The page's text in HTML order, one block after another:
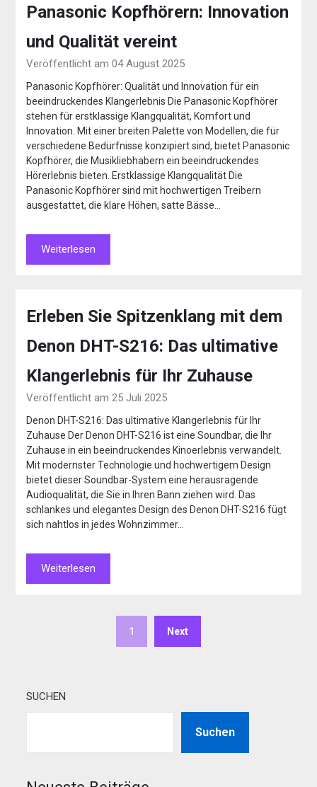
Panasonic Kopfhörern: Innovation
und Qualität vereint
Veröffentlicht am 04 August 2025
Panasonic Kopfhörer: Qualität und Innovation für ein
beeindruckendes Klangerlebnis Die Panasonic Kopfhörer
stehen für erstklassige Klangqualität, Komfort und
Innovation. Mit einer breiten Palette von Modellen, die für
verschiedene Bedürfnisse konzipiert sind, bietet Panasonic
Kopfhörer, die Musikliebhabern ein beeindruckendes
Hörerlebnis bieten. Erstklassige Klangqualität Die
Panasonic Kopfhörer sind mit hochwertigen Treibern
ausgestattet, die klare Höhen, satte Bässe…
Weiterlesen
Erleben Sie Spitzenklang mit dem
Denon DHT-S216: Das ultimative
Klangerlebnis für Ihr Zuhause
Veröffentlicht am 25 Juli 2025
Denon DHT-S216: Das ultimative Klangerlebnis für Ihr
Zuhause Der Denon DHT-S216 ist eine Soundbar, die Ihr
Zuhause in ein beeindruckendes Kinoerlebnis verwandelt.
Mit modernster Technologie und hochwertigem Design
bietet dieser Soundbar-System eine herausragende
Audioqualität, die Sie in Ihren Bann ziehen wird. Das
schlankes und elegantes Design des Denon DHT-S216 fügt
sich nahtlos in jedes Wohnzimmer…
Weiterlesen
1 Next
SUCHEN
Suchen